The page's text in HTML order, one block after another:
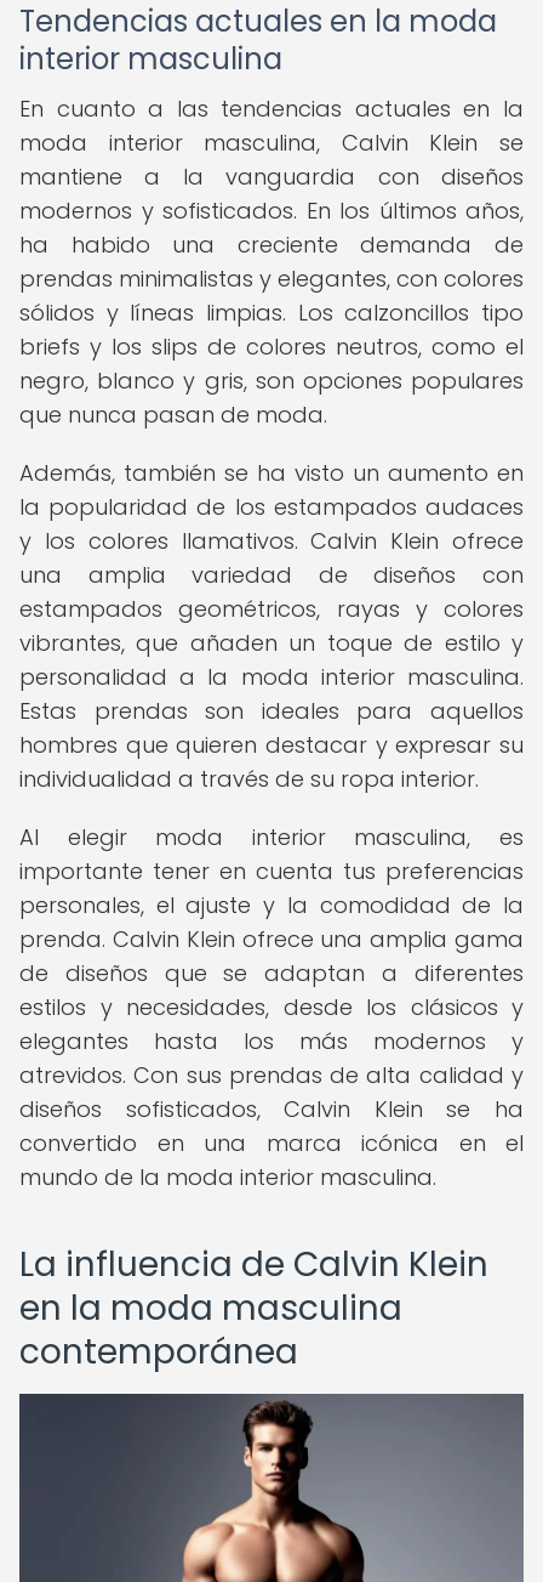
Tendencias actuales en la moda
interior masculina
En cuanto a las tendencias actuales en la
moda interior masculina, Calvin Klein se
mantiene a la vanguardia con diseños
modernos y sofisticados. En los últimos años,
ha habido una creciente demanda de
prendas minimalistas y elegantes, con colores
sólidos y líneas limpias. Los calzoncillos tipo
briefs y los slips de colores neutros, como el
negro, blanco y gris, son opciones populares
que nunca pasan de moda.
Además, también se ha visto un aumento en
la popularidad de los estampados audaces
y los colores llamativos. Calvin Klein ofrece
una amplia variedad de diseños con
estampados geométricos, rayas y colores
vibrantes, que añaden un toque de estilo y
personalidad a la moda interior masculina.
Estas prendas son ideales para aquellos
hombres que quieren destacar y expresar su
individualidad a través de su ropa interior.
Al elegir moda interior masculina, es
importante tener en cuenta tus preferencias
personales, el ajuste y la comodidad de la
prenda. Calvin Klein ofrece una amplia gama
de diseños que se adaptan a diferentes
estilos y necesidades, desde los clásicos y
elegantes hasta los más modernos y
atrevidos. Con sus prendas de alta calidad y
diseños sofisticados, Calvin Klein se ha
convertido en una marca icónica en el
mundo de la moda interior masculina.
La influencia de Calvin Klein
en la moda masculina
contemporánea